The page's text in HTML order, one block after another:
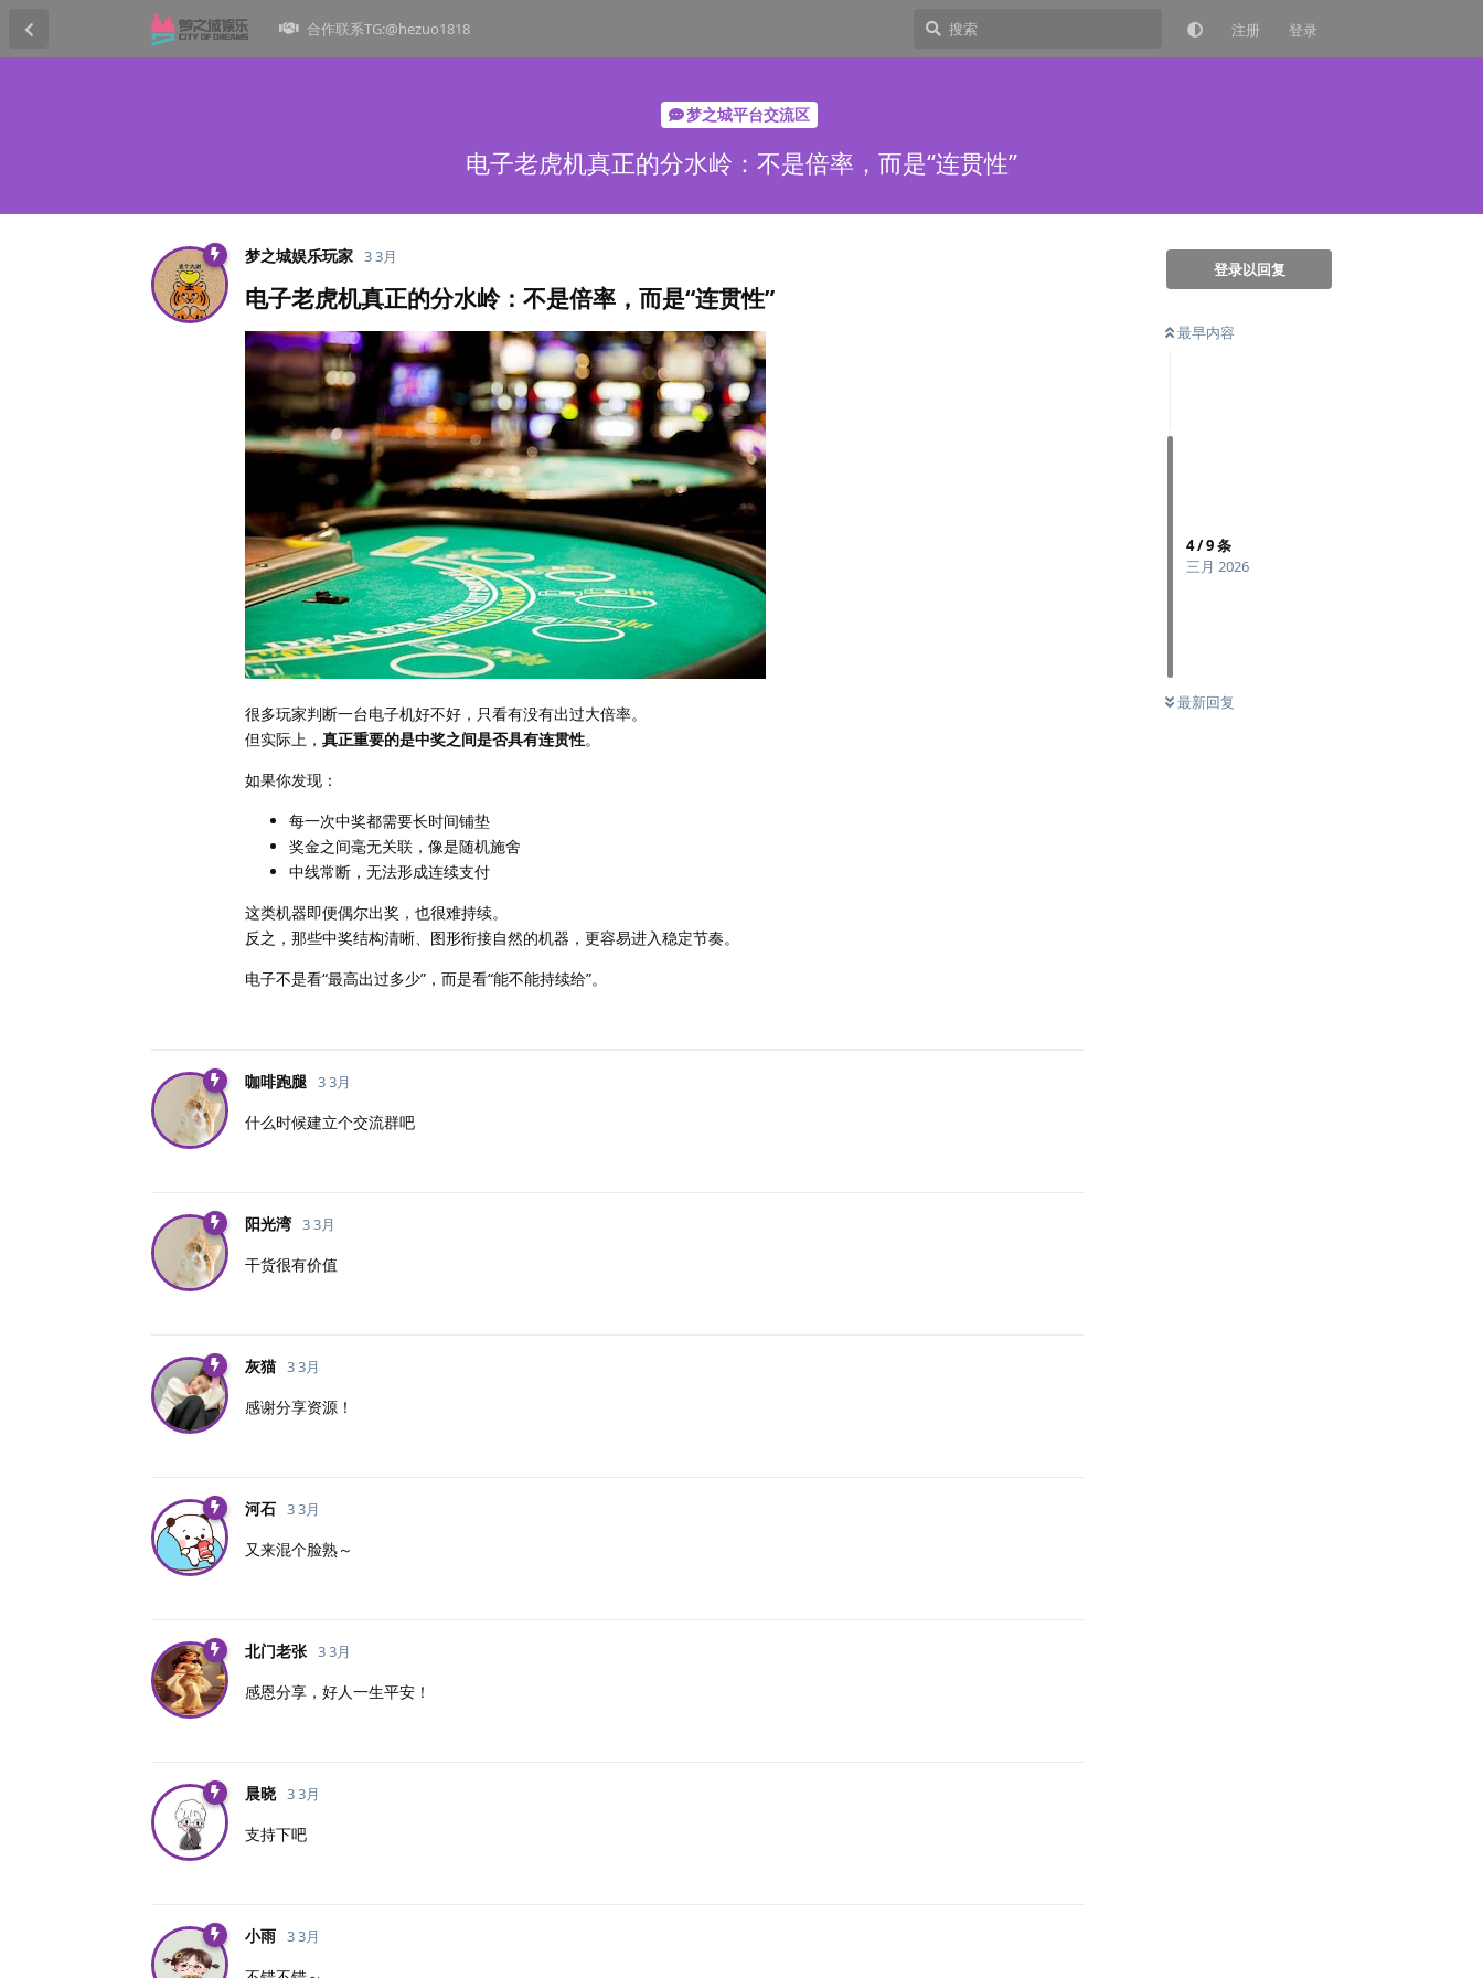
合作联系TG:@hezuo1818 注册 登录
梦之城平台交流区
电子老虎机真正的分水岭：不是倍率，而是“连贯性”
登录以回复
最早内容
4/9条
三月 2026
最新回复
梦之城娱乐玩家 3 3月
电子老虎机真正的分水岭：不是倍率，而是“连贯性”
很多玩家判断一台电子机好不好，只看有没有出过大倍率。
但实际上， 真正重要的是中奖之间是否具有连贯性。
如果你发现：
每一次中奖都需要长时间铺垫
奖金之间毫无关联，像是随机施舍
中线常断，无法形成连续支付
这类机器即便偶尔出奖，也很难持续。
反之，那些中奖结构清晰、图形衔接自然的机器，更容易进入稳定节奏。
电子不是看“最高出过多少”，而是看“能不能持续给”。
咖啡跑腿 3 3月
什么时候建立个交流群吧
阳光湾 3 3月
干货很有价值
灰猫 3 3月
感谢分享资源！
河石 3 3月
又来混个脸熟～
北门老张 3 3月
感恩分享，好人一生平安！
晨晓 3 3月
支持下吧
小雨 3 3月